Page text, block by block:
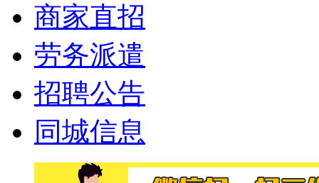
商家直招
劳务派遣
招聘公告
同城信息